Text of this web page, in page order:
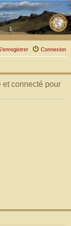
Connexion
et connecté pour